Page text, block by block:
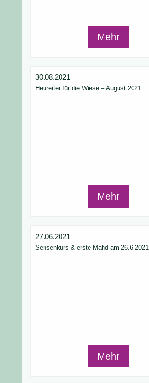
Mehr
30.08.2021
Heureiter für die Wiese – August 2021
Mehr
27.06.2021
Sensenkurs & erste Mahd am 26.6.2021
Mehr